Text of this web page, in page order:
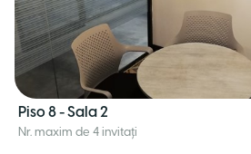
Piso 8 - Sala 2
Nr. maxim de 4 invitați